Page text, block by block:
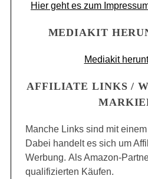
Hier geht es zum
MEDIAKIT
Mediakit
AFFILIATE LINKS /
Manche Links sind mit
Dabei handelt es sich um
Werbung. Als Amazon-
qualifizierten Käufen.